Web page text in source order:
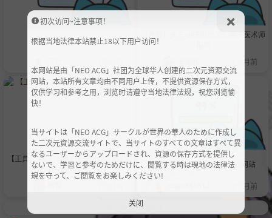
[工具]pixiv-shaft
【教程】关于joi模拟器怎么解决医术师
1个月前
【工具】S.S.E. File Encryptor（SSE文
件加密器）
【工具】挺好用的全CG存档网站
3个月前
更多整活与教程
初次访问~注意事项！
根据当地法律本站禁止18以下用户访问！
本网站是由「NEO ACG」社团为全球华人创建的二次元资源交流
网站，本站所有文章均由不同用户上传，不提供资源保存方式，
仅供学习和参考之用，浏览时请遵守当地法律法规，祝您浏览愉
快！
当サイトは「NEO ACG」サークルが世界の華人のために作成し
た二次元資源交流サイトで、当サイトのすべての文章はすべて異
なるユーザーからアップロードされ、資源の保存方式を提供し
ないで、学習と参考のためだけに、閲覧する時は現地の法律法
規を守って、ご閲覧をお楽しみください!
关闭